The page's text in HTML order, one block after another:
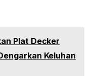
Plat Decker
Keluhan